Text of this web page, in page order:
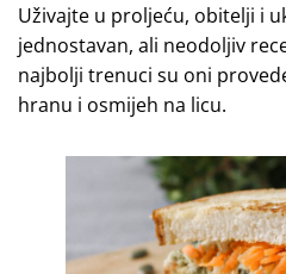
Uživajte u proljeću, obitelji i
jednostavan, ali neodoljiv
najbolji trenuci su oni
hranu i osmijeh na licu.